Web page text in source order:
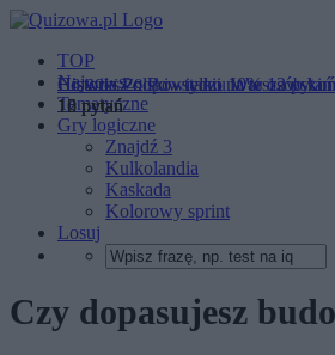
TOP
Najnowsze
Tematyczne
Gry logiczne
Znajdź 3
Kulkolandia
Kaskada
Kolorowy sprint
Losuj
Czy dopasujesz
Historia - odpowiedzi na te 12
12 pytań
Co wiesz o Powstaniu
15 pytań
Historia Polski - tylko 10% osób
10 pytań